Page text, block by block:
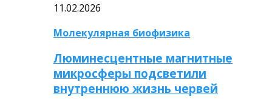
11.02.2026
Молекулярная биофизика
Люминесцентные магнитные
микросферы подсветили
внутреннюю жизнь червей